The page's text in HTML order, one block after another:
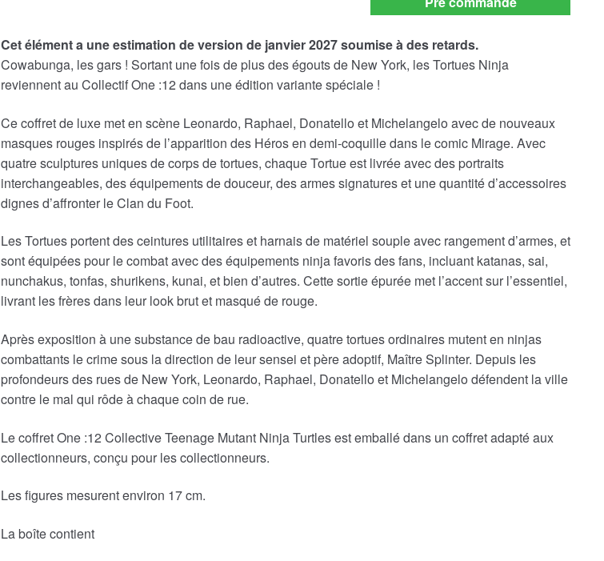
option
initial
était :
€393.36.
actuel
est :
€381.07.
Cet élément a une estimation de version de janvier 2027 soumise à des retards.
Cowabunga, les gars ! Sortant une fois de plus des égouts de New York, les Tortues Ninja
reviennent au Collectif One :12 dans une édition variante spéciale !
Ce coffret de luxe met en scène Leonardo, Raphael, Donatello et Michelangelo avec de nouveaux
masques rouges inspirés de l’apparition des Héros en demi-coquille dans le comic Mirage. Avec
quatre sculptures uniques de corps de tortues, chaque Tortue est livrée avec des portraits
interchangeables, des équipements de douceur, des armes signatures et une quantité d’accessoires
dignes d’affronter le Clan du Foot.
Les Tortues portent des ceintures utilitaires et harnais de matériel souple avec rangement d’armes, et
sont équipées pour le combat avec des équipements ninja favoris des fans, incluant katanas, sai,
nunchakus, tonfas, shurikens, kunai, et bien d’autres. Cette sortie épurée met l’accent sur l’essentiel,
livrant les frères dans leur look brut et masqué de rouge.
Après exposition à une substance de bau radioactive, quatre tortues ordinaires mutent en ninjas
combattants le crime sous la direction de leur sensei et père adoptif, Maître Splinter. Depuis les
profondeurs des rues de New York, Leonardo, Raphael, Donatello et Michelangelo défendent la ville
contre le mal qui rôde à chaque coin de rue.
Le coffret One :12 Collective Teenage Mutant Ninja Turtles est emballé dans un coffret adapté aux
collectionneurs, conçu pour les collectionneurs.
Les figures mesurent environ 17 cm.
La boîte contient